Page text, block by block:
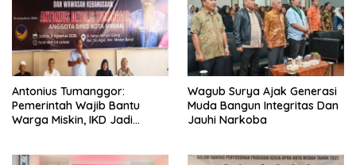
Antonius Tumanggor:
Pemerintah Wajib Bantu
Warga Miskin, IKD Jadi
Wagub Surya Ajak Generasi
Muda Bangun Integritas Dan
Jauhi Narkoba